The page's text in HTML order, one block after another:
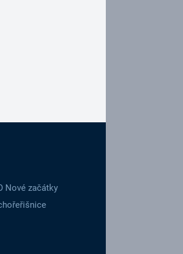
Nové začátky